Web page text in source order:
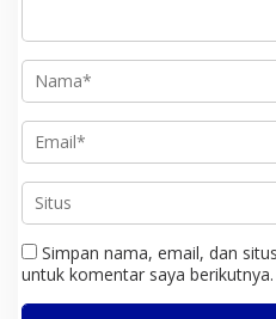
Simpan nama, email, dan
untuk komentar saya berikutnya.